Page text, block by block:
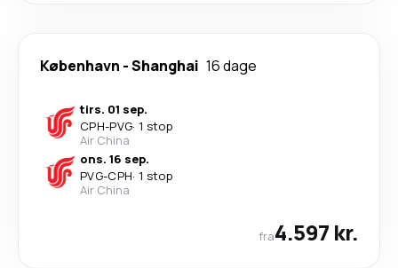
København -Shanghai 16 dage
tirs. 01 sep.
CPH-PVG· 1 stop
Air China
ons. 16 sep.
PVG-CPH· 1 stop
Air China
fra4.597 kr.